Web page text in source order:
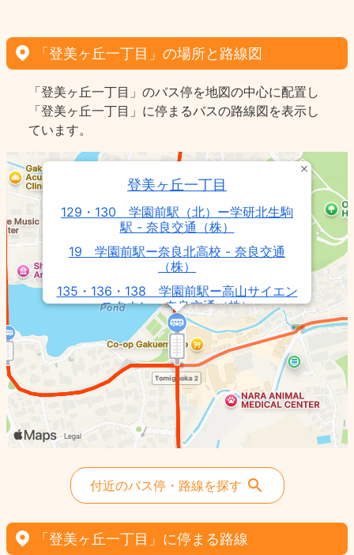
「登美ヶ丘一丁目」の場所と路線図
「登美ヶ丘一丁目」のバス停を地図の中心に配置し
「登美ヶ丘一丁目」に停まるバスの路線図を表示し
ています。
登美ヶ丘一丁目
129・130 学園前駅（北）ー学研北生駒
駅 - 奈良交通（株）
19 学園前駅ー奈良北高校 - 奈良交通
（株）
135・136・138 学園前駅ー高山サイエン
スタウン - 奈良交通（株）
1 学園前駅ー東登美ヶ丘一丁目 - 奈良交
通（株）
8 学園前駅ー西登美ヶ丘五丁目 - 奈良交
通（株）
6 東登美ヶ丘六丁目東ー学園前駅（北）
- 奈良交通（株）
102 学園前駅ー鹿ノ台北二丁目 - 奈良交
通（株）
31・32 学園前朝日町循環 - 奈良交通
（株）
112・113 学園前駅（北）ー鹿ノ台北二丁
目 - 奈良交通（株）
付近のバス停・路線を探す
「登美ヶ丘一丁目」に停まる路線